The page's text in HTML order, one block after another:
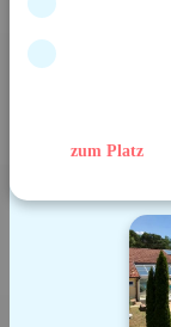
zum Platz